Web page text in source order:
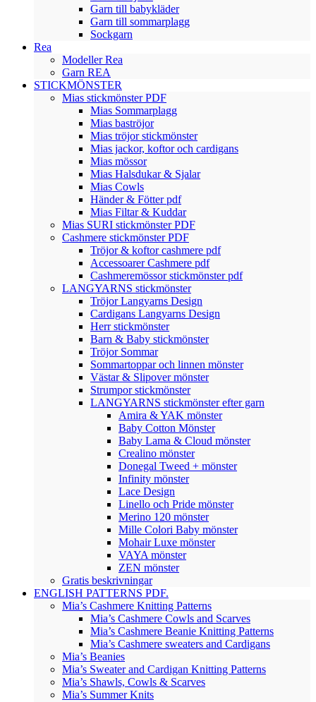
Garn till babykläder
Garn till sommarplagg
Sockgarn
Rea
Modeller Rea
Garn REA
STICKMÖNSTER
Mias stickmönster PDF
Mias Sommarplagg
Mias baströjor
Mias tröjor stickmönster
Mias jackor, koftor och cardigans
Mias mössor
Mias Halsdukar & Sjalar
Mias Cowls
Händer & Fötter pdf
Mias Filtar & Kuddar
Mias SURI stickmönster PDF
Cashmere stickmönster PDF
Tröjor & koftor cashmere pdf
Accessoarer Cashmere pdf
Cashmeremössor stickmönster pdf
LANGYARNS stickmönster
Tröjor Langyarns Design
Cardigans Langyarns Design
Herr stickmönster
Barn & Baby stickmönster
Tröjor Sommar
Sommartoppar och linnen mönster
Västar & Slipover mönster
Strumpor stickmönster
LANGYARNS stickmönster efter garn
Amira & YAK mönster
Baby Cotton Mönster
Baby Lama & Cloud mönster
Crealino mönster
Donegal Tweed + mönster
Infinity mönster
Lace Design
Linello och Pride mönster
Merino 120 mönster
Mille Colori Baby mönster
Mohair Luxe mönster
VAYA mönster
ZEN mönster
Gratis beskrivningar
ENGLISH PATTERNS PDF.
Mia’s Cashmere Knitting Patterns
Mia’s Cashmere Cowls and Scarves
Mia’s Cashmere Beanie Knitting Patterns
Mia’s Cashmere sweaters and Cardigans
Mia’s Beanies
Mia’s Sweater and Cardigan Knitting Patterns
Mia’s Shawls, Cowls & Scarves
Mia’s Summer Knits